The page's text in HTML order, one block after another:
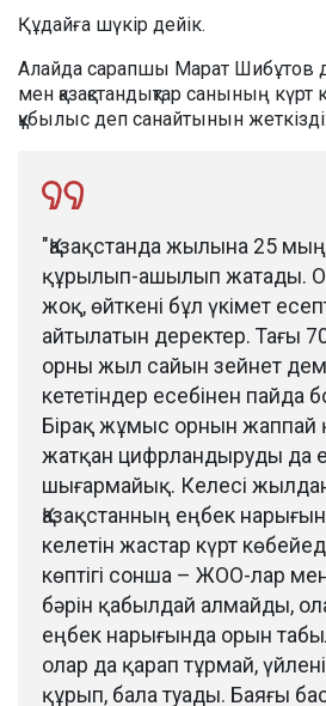
Құдайға шүкір дейік.
Алайда сарапшы Марат Шибұтов
мен қазақстандықтар санының күрт
құбылыс деп санайтынын жеткізді:
"Қазақстанда жылына 25
құрылып-ашылып жатады.
жоқ, өйткені бұл үкімет
айтылатын деректер. Тағы
орны жыл сайын зейнет
кететіндер есебінен пайда
Бірақ жұмыс орнын жаппай
жатқан цифрландыруды да
шығармайық. Келесі
Қазақстанның еңбек
келетін жастар күрт
көптігі сонша – ЖОО-лар
бәрін қабылдай алмайды,
еңбек нарығында орын
олар да қарап тұрмай,
құрып, бала туады. Баяғы